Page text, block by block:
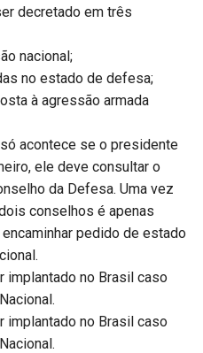
decretado em três
nacional;
no estado de defesa;
à agressão armada
acontece se o presidente
ele deve consultar o
da Defesa. Uma vez
conselhos é apenas
pedido de estado
no Brasil caso
no Brasil caso